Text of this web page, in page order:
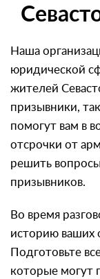
Наша
юридической
жителей
призывники,
помогут вам в
отсрочки от
решить
призывников.
Во время
историю ваших
Подготовьте
которые могут